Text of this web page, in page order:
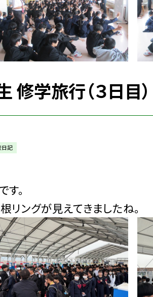
修学旅行（３日目）
日記
。
リングが見えてきましたね。